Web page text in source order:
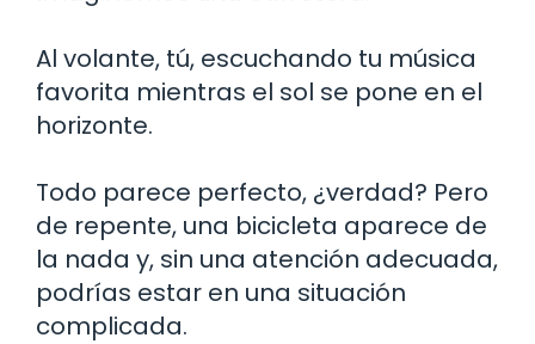
Al volante, tú, escuchando tu música
favorita mientras el sol se pone en el
horizonte.
Todo parece perfecto, ¿verdad? Pero
de repente, una bicicleta aparece de
la nada y, sin una atención adecuada,
podrías estar en una situación
complicada.